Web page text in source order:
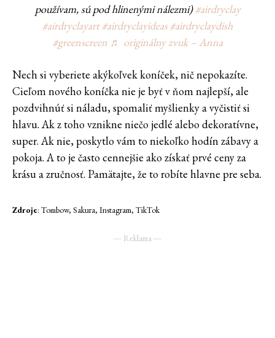
používam, sú pod hlinenými nálezmi)#airdryclay
#airdryclayart #airdryclayideas #airdryclaydish
#greenscreen ♬ originálny zvuk – Anna
Nech si vyberiete akýkoľvek koníček, nič nepokazíte.
Cieľom nového koníčka nie je byť v ňom najlepší, ale
pozdvihnúť si náladu, spomaliť myšlienky a vyčistiť si
hlavu. Ak z toho vznikne niečo jedlé alebo dekoratívne,
super. Ak nie, poskytlo vám to niekoľko hodín zábavy a
pokoja. A to je často cennejšie ako získať prvé ceny za
krásu a zručnosť. Pamätajte, že to robíte hlavne pre seba.
Zdroje: Tombow, Sakura, Instagram, TikTok
― Reklama ―